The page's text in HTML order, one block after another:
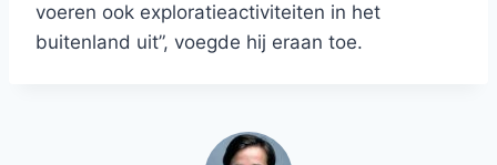
voeren ook exploratieactiviteiten in het
buitenland uit”, voegde hij eraan toe.